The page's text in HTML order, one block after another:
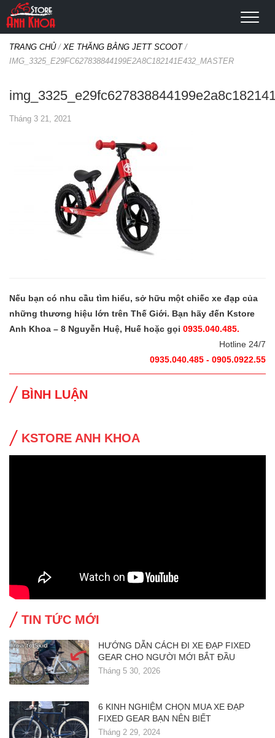
TRANG CHỦ/ XE THĂNG BẰNG JETT SCOOT/
IMG_3325_E29FC627838844199E2A8C182141E432_MASTER
Tháng 3 21, 2021
Nếu bạn có nhu cầu tìm hiểu, sở hữu một chiếc xe đạp của
những thương hiệu lớn trên Thế Giới. Bạn hãy đến Kstore
Anh Khoa – 8 Nguyễn Huệ, Huế hoặc gọi 0935.040.485.
Hotline 24/7
0935.040.485 - 0905.0922.55
BÌNH LUẬN
KSTORE ANH KHOA
TIN TỨC MỚI
HƯỚNG DẪN CÁCH ĐI XE ĐẠP FIXED
GEAR CHO NGƯỜI MỚI BẮT ĐẦU
Tháng 5 30, 2026
6 KINH NGHIỆM CHỌN MUA XE ĐẠP
FIXED GEAR BẠN NÊN BIẾT
Tháng 2 29, 2024